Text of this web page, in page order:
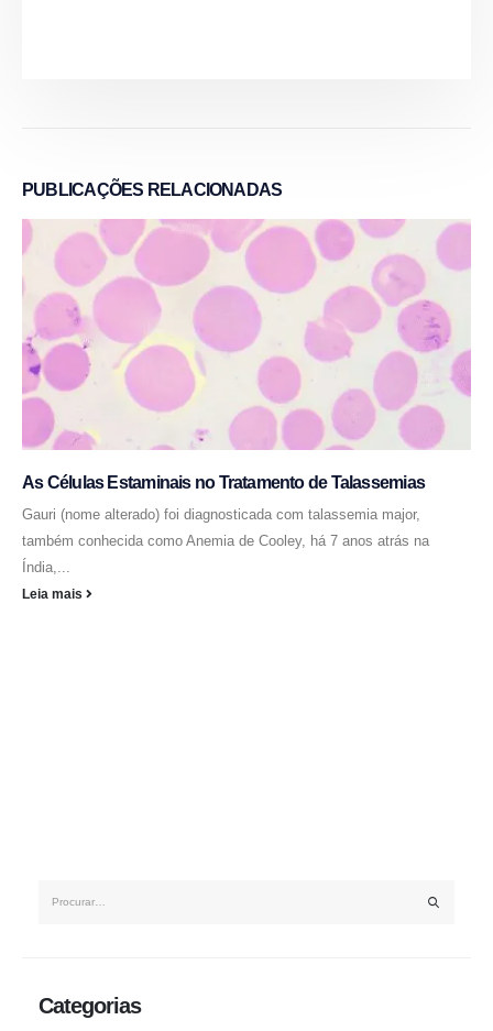
PUBLICAÇÕES RELACIONADAS
As Células Estaminais no Tratamento de Talassemias
Gauri (nome alterado) foi diagnosticada com talassemia major,
também conhecida como Anemia de Cooley, há 7 anos atrás na
Índia,...
Leia mais
Categorias